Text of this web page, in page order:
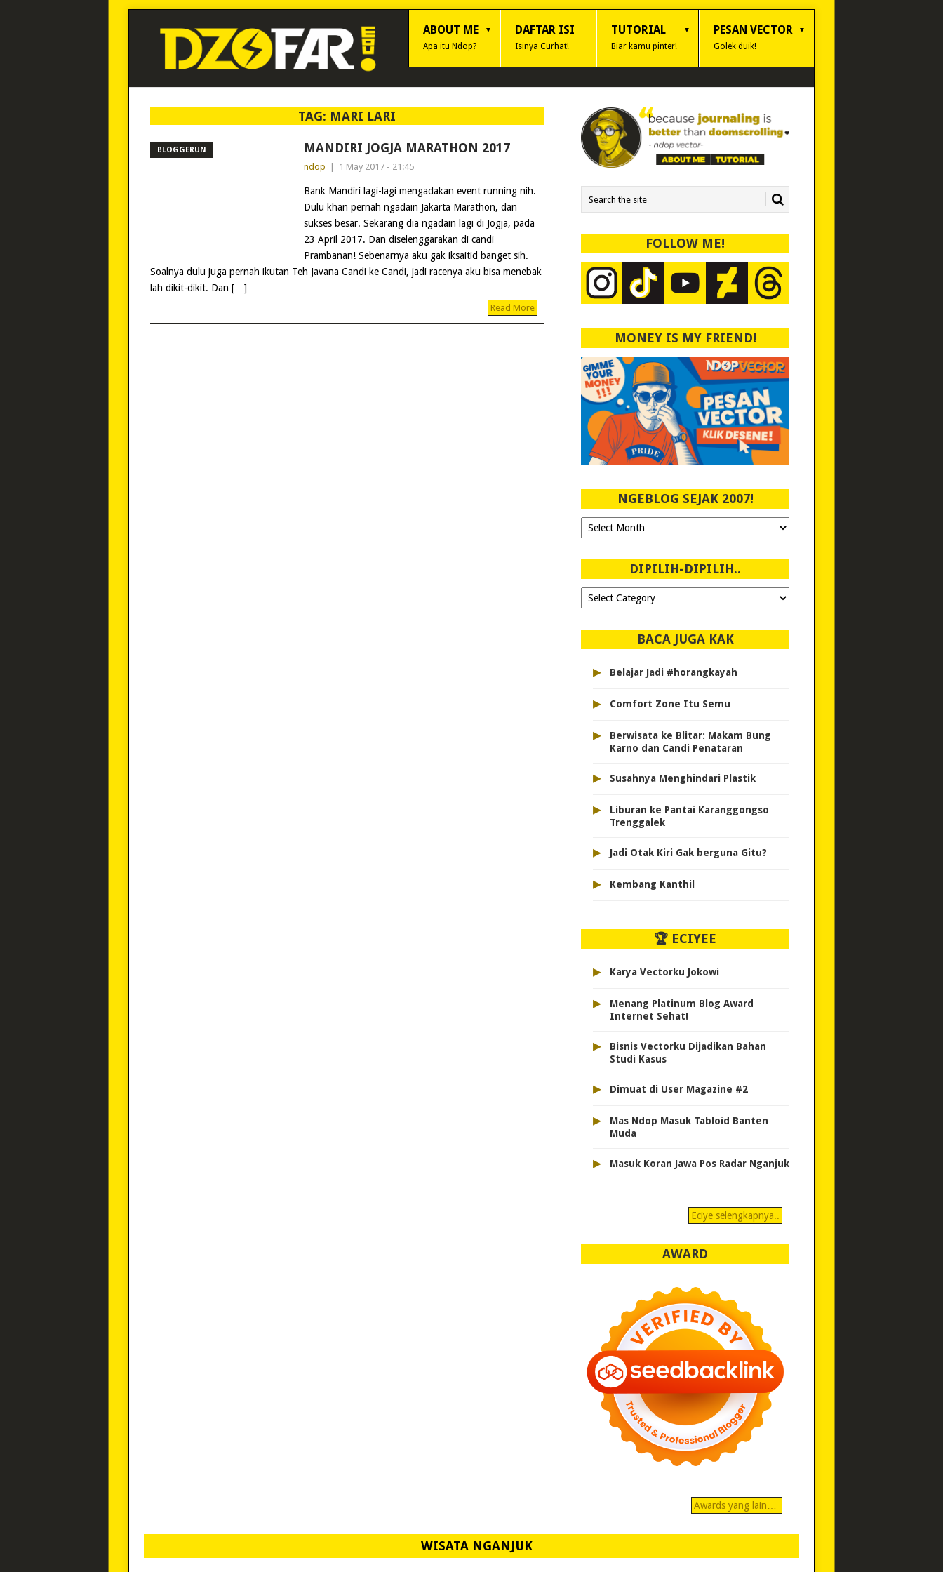
ABOUT ME
Apa itu Ndop?
DAFTAR ISI
Isinya Curhat!
TUTORIAL
Biar kamu pinter!
PESAN VECTOR
Golek duik!
TAG: MARI LARI
BLOGGERUN MANDIRI JOGJA MARATHON 2017
ndop 1 May 2017 - 21:45
Bank Mandiri lagi-lagi mengadakan event running nih.
Dulu khan pernah ngadain Jakarta Marathon, dan
sukses besar. Sekarang dia ngadain lagi di Jogja, pada
23 April 2017. Dan diselenggarakan di candi
Prambanan! Sebenarnya aku gak iksaitid banget sih.
Soalnya dulu juga pernah ikutan Teh Javana Candi ke Candi, jadi racenya aku bisa menebak
lah dikit-dikit. Dan […]
Read More
FOLLOW ME!
MONEY IS MY FRIEND!
NGEBLOG SEJAK 2007!
Ngeblog
Sejak
DIPILIH-DIPILIH..
Dipilih-
dipilih..
BACA JUGA KAK
▸ Belajar Jadi #horangkayah
▸ Comfort Zone Itu Semu
▸
Berwisata ke Blitar: Makam Bung
Karno dan Candi Penataran
▸ Susahnya Menghindari Plastik
▸
Liburan ke Pantai Karanggongso
Trenggalek
▸ Jadi Otak Kiri Gak berguna Gitu?
▸ Kembang Kanthil
🏆 ECIYEE
▸ Karya Vectorku Jokowi
▸
Menang Platinum Blog Award
Internet Sehat!
▸
Bisnis Vectorku Dijadikan Bahan
Studi Kasus
▸ Dimuat di User Magazine #2
▸
Mas Ndop Masuk Tabloid Banten
Muda
▸ Masuk Koran Jawa Pos Radar Nganjuk
Eciye selengkapnya..
AWARD
Awards yang lain…
WISATA NGANJUK